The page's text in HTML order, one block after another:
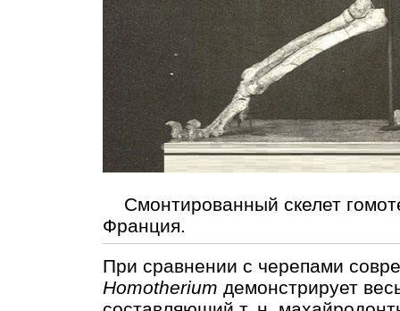
Смонтированный скелет
Франция.
При сравнении с черепами
Homotherium демонстрирует